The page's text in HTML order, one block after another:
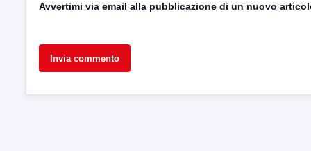
Avvertimi via email alla pubblicazione di un nuovo